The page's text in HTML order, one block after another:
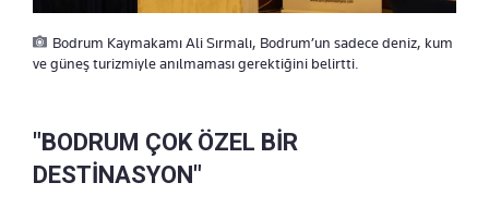
Bodrum Kaymakamı Ali Sırmalı, Bodrum’un sadece deniz, kum
ve güneş turizmiyle anılmaması gerektiğini belirtti.
"BODRUM ÇOK ÖZEL BİR
DESTİNASYON"